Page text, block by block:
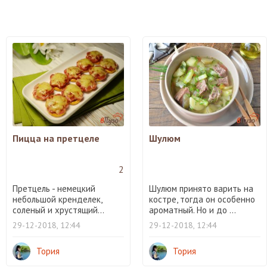
Пицца на претцеле
2
Претцель - немецкий
небольшой кренделек,
соленый и хрустящий...
29-12-2018, 12:44
Тория
Шулюм
Шулюм принято варить на
костре, тогда он особенно
ароматный. Но и до ...
29-12-2018, 12:44
Тория